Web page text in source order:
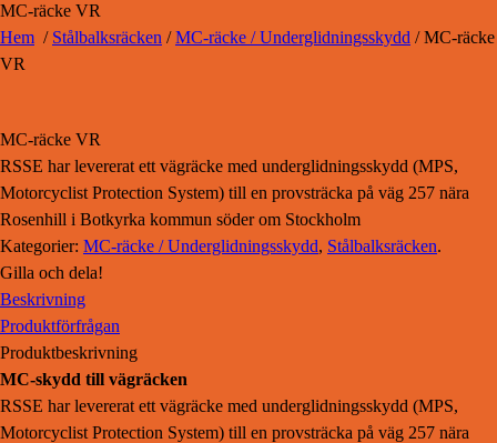
MC-räcke VR
Hem / Stålbalksräcken /MC-räcke / Underglidningsskydd / MC-räcke
VR
MC-räcke VR
RSSE har levererat ett vägräcke med underglidningsskydd (MPS,
Motorcyclist Protection System) till en provsträcka på väg 257 nära
Rosenhill i Botkyrka kommun söder om Stockholm
Kategorier: MC-räcke / Underglidningsskydd, Stålbalksräcken.
Gilla och dela!
Beskrivning
Produktförfrågan
Produktbeskrivning
MC-skydd till vägräcken
RSSE har levererat ett vägräcke med underglidningsskydd (MPS,
Motorcyclist Protection System) till en provsträcka på väg 257 nära